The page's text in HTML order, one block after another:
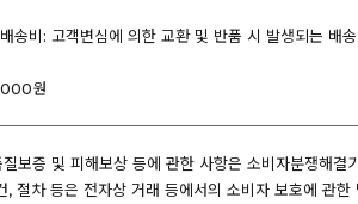
송비: 고객변심에 의한 교환 및 반품 시 발생되는 배
원
보증 및 피해보상 등에 관한 사항은 소비자분쟁해결
절차 등은 전자상 거래 등에서의 소비자 보호에 관한